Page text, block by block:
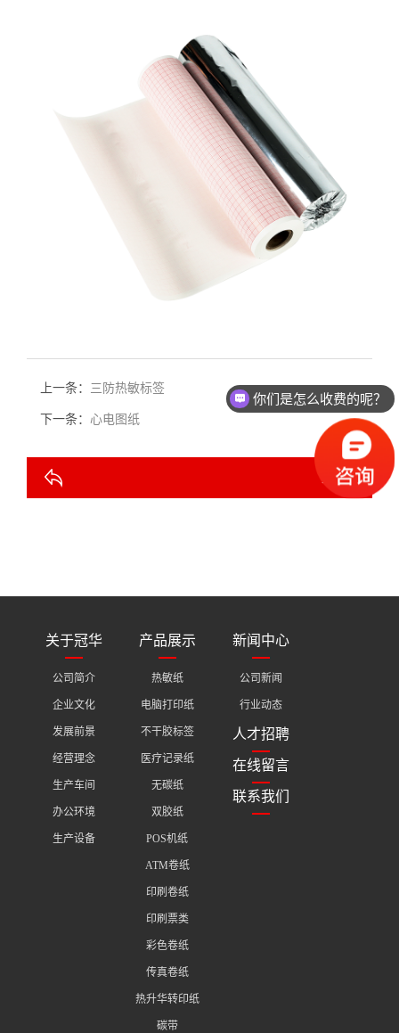
上一条： 三防热敏标签
下一条： 心电图纸
返回
关于冠华
公司简介
企业文化
发展前景
经营理念
生产车间
办公环境
生产设备
产品展示
热敏纸
电脑打印纸
不干胶标签
医疗记录纸
无碳纸
双胶纸
POS机纸
ATM卷纸
印刷卷纸
印刷票类
彩色卷纸
传真卷纸
热升华转印纸
碳带
新闻中心
公司新闻
行业动态
人才招聘
在线留言
联系我们
你们是怎么收费的呢？